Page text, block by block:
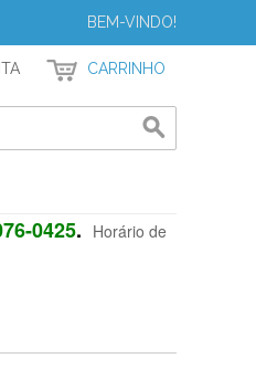
BEM-VINDO!
CARRINHO
0425. Horário de